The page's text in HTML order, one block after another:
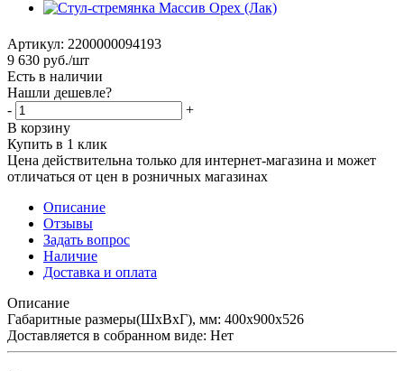
Артикул: 2200000094193
9 630 руб./шт
Есть в наличии
Нашли дешевле?
-
+
В корзину
Купить в 1 клик
Цена действительна только для интернет-магазина и может
отличаться от цен в розничных магазинах
Описание
Отзывы
Задать вопрос
Наличие
Доставка и оплата
Описание
Габаритные размеры(ШхВхГ), мм: 400х900х526
Доставляется в собранном виде: Нет